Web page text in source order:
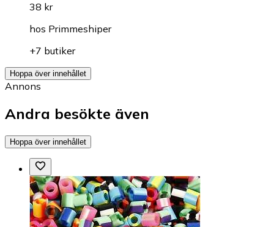
38 kr
hos Primmeshiper
+7 butiker
Hoppa över innehållet
Annons
Andra besökte även
Hoppa över innehållet